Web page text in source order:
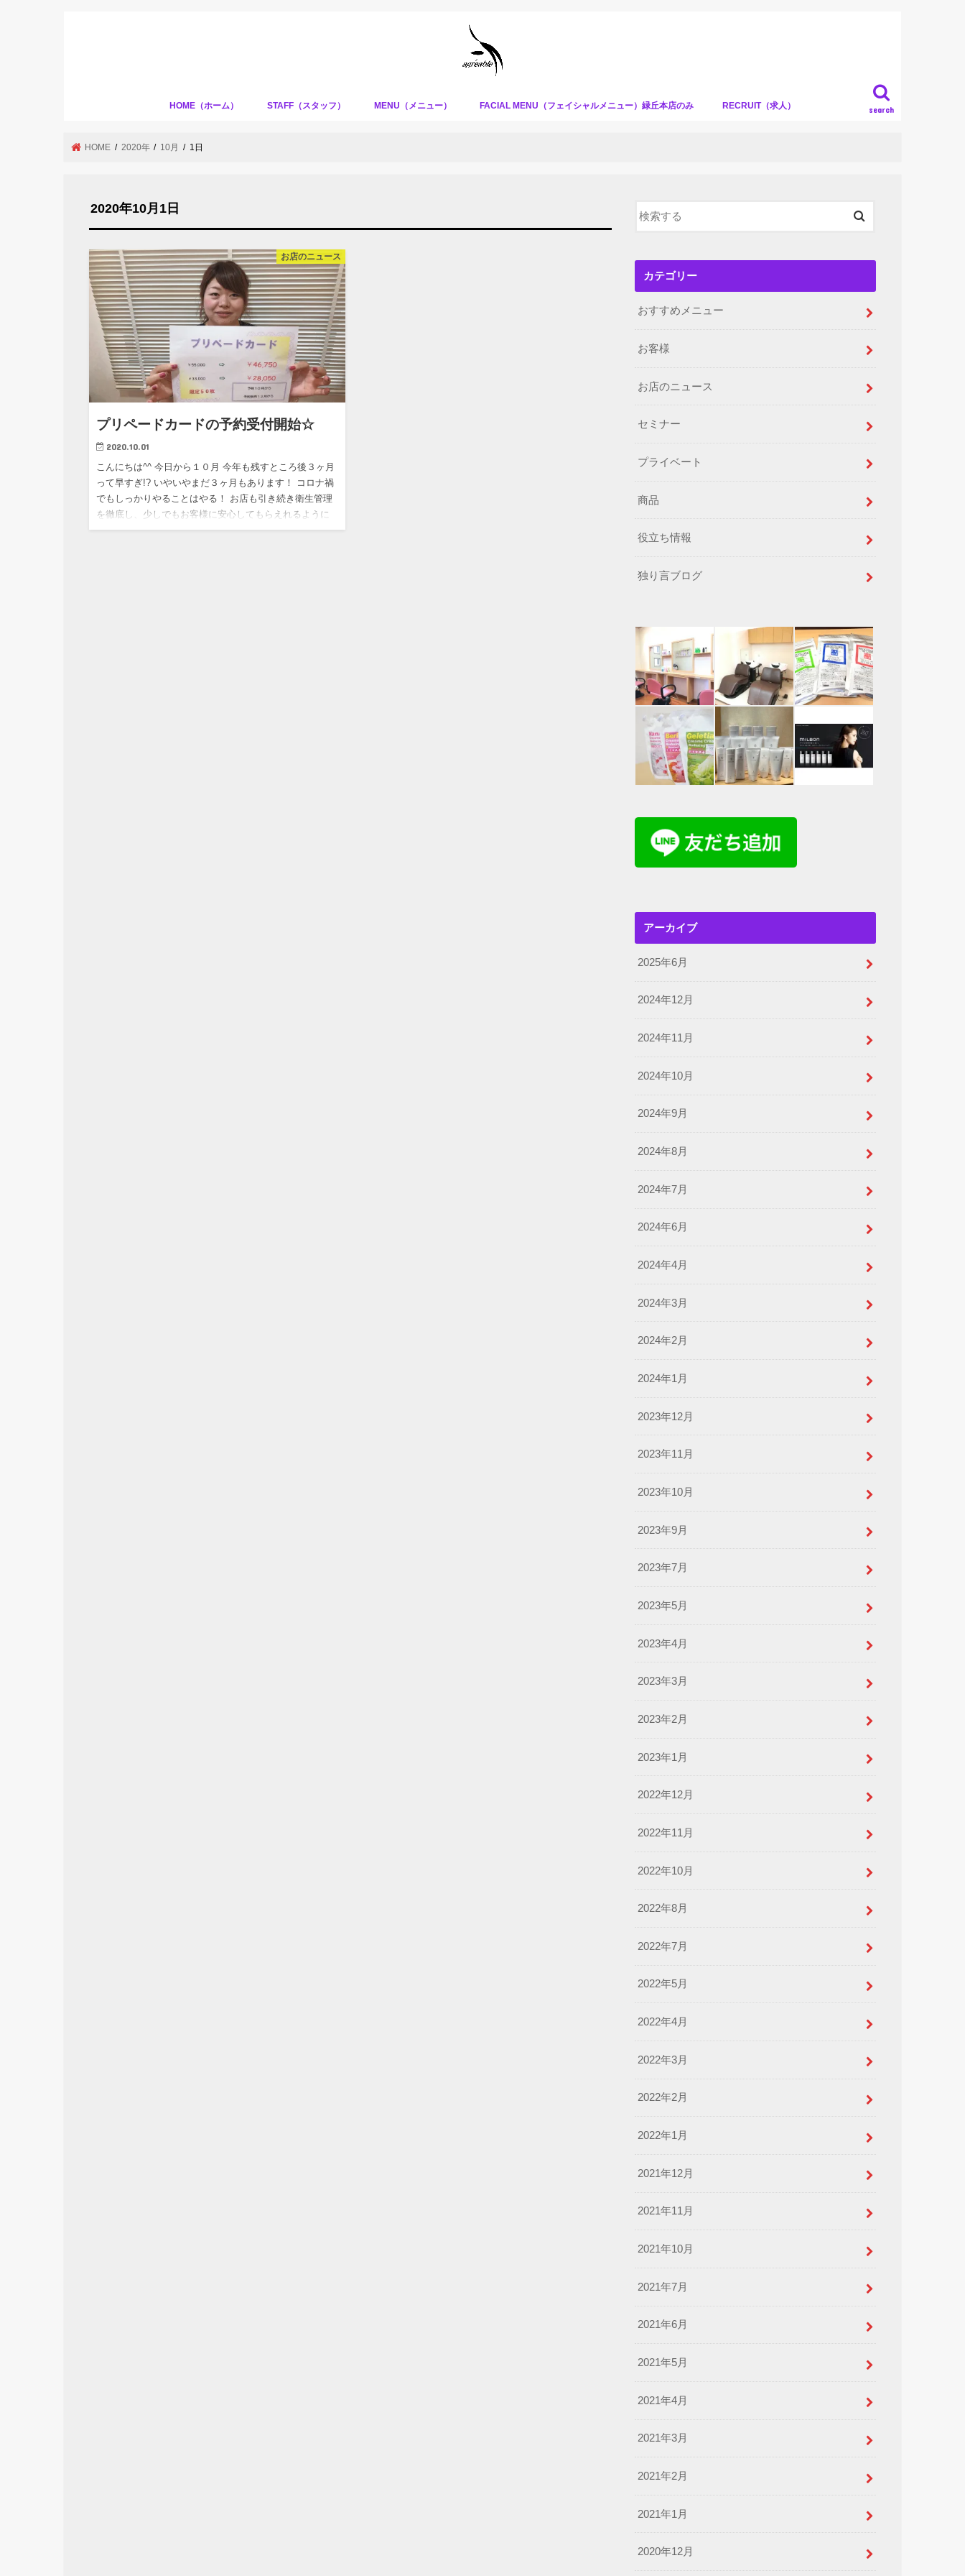
search
HOME（ホーム） STAFF（スタッフ） MENU（メニュー） FACIAL MENU（フェイシャルメニュー）緑丘本店のみ RECRUIT（求人）
HOME 2020年 10月 1日
2020年10月1日
お店のニュース
プリペードカードの予約受付開始☆
2020.10.01
こんにちは^^ 今日から１０月 今年も残すところ後３ヶ月
って早すぎ!? いやいやまだ３ヶ月もあります！ コロナ禍
でもしっかりやることはやる！ お店も引き続き衛生管理
を徹底し、少しでもお客様に安心してもらえれるように
しな…
カテゴリー
おすすめメニュー
お客様
お店のニュース
セミナー
プライベート
商品
役立ち情報
独り言ブログ
アーカイブ
2025年6月
2024年12月
2024年11月
2024年10月
2024年9月
2024年8月
2024年7月
2024年6月
2024年4月
2024年3月
2024年2月
2024年1月
2023年12月
2023年11月
2023年10月
2023年9月
2023年7月
2023年5月
2023年4月
2023年3月
2023年2月
2023年1月
2022年12月
2022年11月
2022年10月
2022年8月
2022年7月
2022年5月
2022年4月
2022年3月
2022年2月
2022年1月
2021年12月
2021年11月
2021年10月
2021年7月
2021年6月
2021年5月
2021年4月
2021年3月
2021年2月
2021年1月
2020年12月